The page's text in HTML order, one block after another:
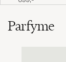
Parfyme